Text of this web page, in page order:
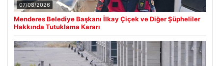
07/08/2026
Menderes Belediye Başkanı İlkay Çiçek ve Diğer Şüpheliler
Hakkında Tutuklama Kararı